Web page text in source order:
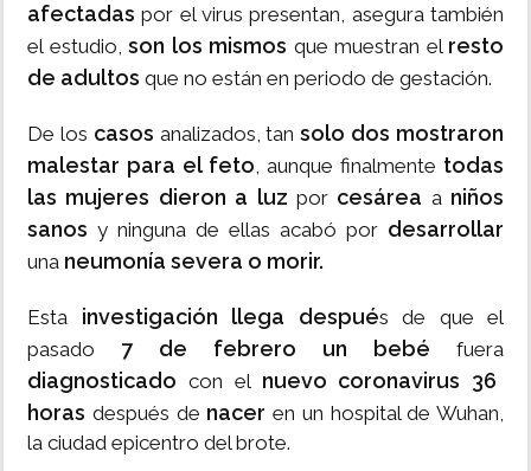
afectadaspor el virus presentan, asegura también
el estudio, son los mismos que muestran el resto
de adultos que no están en periodo de gestación.
De los casos analizados, tansolo dos mostraron
malestar para el feto, aunque finalmente todas
las mujeres dieron a luz por cesárea a niños
sanos y ninguna de ellas acabó por desarrollar
una neumonía severa o morir.
Esta investigación llega después de que el
pasado 7 de febrero un bebé fuera
diagnosticado con el nuevo coronavirus 36
horas después de nacer en un hospital de Wuhan,
la ciudad epicentro del brote.